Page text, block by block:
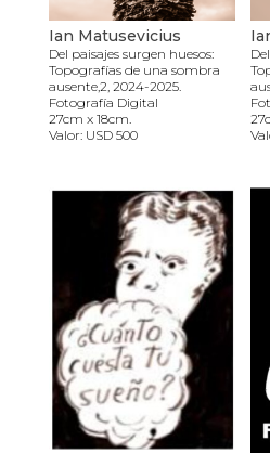
Ian Matusevicius
Del paisajes surgen huesos:
Topografías de una sombra
ausente,2, 2024-2025.
Fotografía Digital
27cm x 18cm.
Valor: USD 500